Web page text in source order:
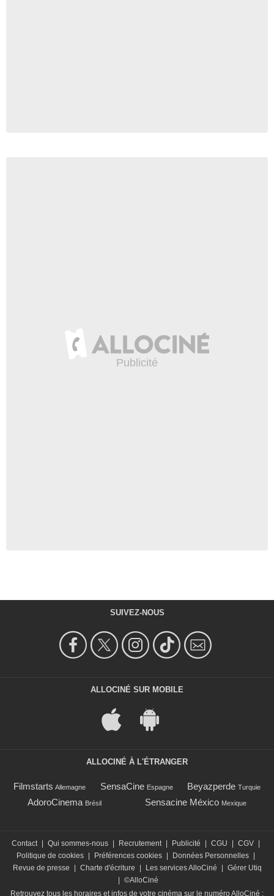
SUIVEZ-NOUS
ALLOCINÉ SUR MOBILE
ALLOCINÉ À L'ÉTRANGER
Filmstarts Allemagne SensaCine Espagne Beyazperde Turquie
AdoroCinema Brésil Sensacine México Mexique
Contact Qui sommes-nous Recrutement Publicité CGU CGV
Politique de cookies
Préférences cookies Données Personnelles
Revue de presse
Charte d'écriture Les services AlloCiné
Gérer Utiq
©AlloCiné
Retrouvez tous les horaires et infos de votre cinéma sur le numéro AlloCiné :